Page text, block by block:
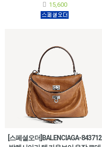
15,600
[스페셜오더]BALENCIAGA-843712